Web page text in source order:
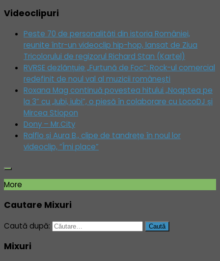
Videoclipuri
Peste 70 de personalități din istoria României,
reunite într-un videoclip hip-hop, lansat de Ziua
Tricolorului de regizorul Richard Stan (Kartel)
RVRSE dezlănțuie „Furtună de Foc”: Rock-ul comercial
redefinit de noul val al muzicii românești
Roxana Mag continuă povestea hitului „Noaptea pe
la 3” cu „Iubi, iubi”, o piesă în colaborare cu LocoDJ și
Mircea Stiopon
Dony – Mr.City
Ralflo și Aura B., clipe de tandrețe în noul lor
videoclip, “Îmi place”
More
Cautare Mixuri
Caută după:
Mixuri